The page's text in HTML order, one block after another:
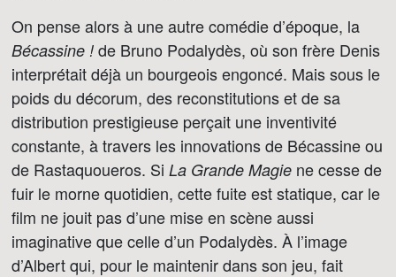
On pense alors à une autre comédie d’époque, la
Bécassine ! de Bruno Podalydès, où son frère Denis
interprétait déjà un bourgeois engoncé. Mais sous le
poids du décorum, des reconstitutions et de sa
distribution prestigieuse perçait une inventivité
constante, à travers les innovations de Bécassine ou
de Rastaquoueros. Si La Grande Magie ne cesse de
fuir le morne quotidien, cette fuite est statique, car le
film ne jouit pas d’une mise en scène aussi
imaginative que celle d’un Podalydès. À l’image
d’Albert qui, pour le maintenir dans son jeu, fait